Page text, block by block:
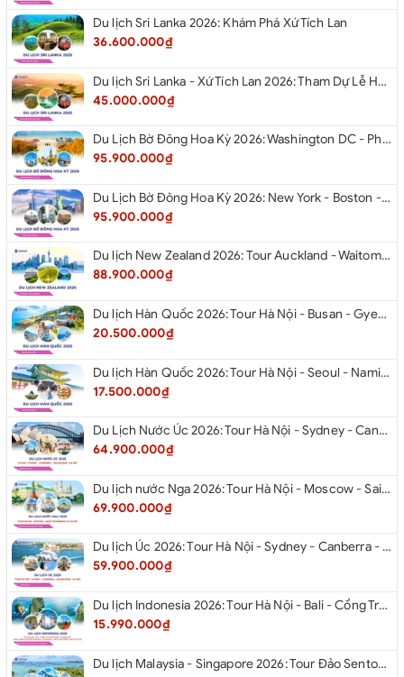
Du lịch Sri Lanka 2026: Khám Phá Xứ Tích Lan
36.600.000₫
Du lịch Sri Lanka - Xứ Tích Lan 2026: Tham Dự Lễ Hội Rước Xá Lợi Răng Phật
45.000.000₫
Du Lịch Bờ Đông Hoa Kỳ 2026: Washington DC - Philadelphia - New York - Boston - New Hampshire White Mountains - Albany - Niagara Falls - Buffalo - Corning - New York
95.900.000₫
Du Lịch Bờ Đông Hoa Kỳ 2026: New York - Boston - New Hampshire - Artist’s Bluff - Echo Lake Kancamagus Highway - White Mountains - Albany - Buffalo Niagara Falls - Corning - Washington DC
95.900.000₫
Du lịch New Zealand 2026: Tour Auckland - Waitomo - Taupo - Rotorua - Matamata - Hamilton
88.900.000₫
Du lịch Hàn Quốc 2026: Tour Hà Nội - Busan - Gyeongju - Seoul - Đảo Nami - Tàu Điện Ven Biển Haeundae - Cầu Kính Oryukdo - Làng Văn Hóa Huinnyeoul
20.500.000₫
Du lịch Hàn Quốc 2026: Tour Hà Nội - Seoul - Nami - Everland - Painter Show - Thư Viện Sách
17.500.000₫
Du Lịch Nước Úc 2026: Tour Hà Nội - Sydney - Canberra - Melbourne - Hà Nội
64.900.000₫
Du lịch nước Nga 2026: Tour Hà Nội - Moscow - Saint Petersburg từ Hà Nội
69.900.000₫
Du lịch Úc 2026: Tour Hà Nội - Sydney - Canberra - Melbourne - Hà Nội
59.900.000₫
Du lịch Indonesia 2026: Tour Hà Nội - Bali - Cổng Trời Lempuyang - Swings Bali - Ngắm hoàng hôn biển Jimbaran - Kelingking - Sống Lưng Khủng Long từ Hà Nội
15.990.000₫
Du lịch Malaysia - Singapore 2026: Tour Đảo Sentosa - Madame Tussause - Garden By The Bay - Thành Cổ Malacca - Thủ Đô Kualalumpur - Cao Nguyên Genting - New Putrajaya từ Hà Nội